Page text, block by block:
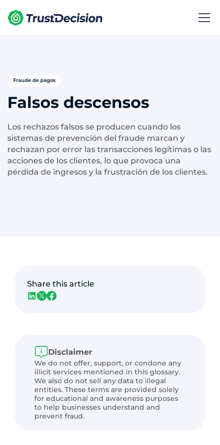
Fraude de pagos
Falsos descensos
Los rechazos falsos se producen cuando los
sistemas de prevención del fraude marcan y
rechazan por error las transacciones legítimas o las
acciones de los clientes, lo que provoca una
pérdida de ingresos y la frustración de los clientes.
Disclaimer
We do not offer, support, or condone any
illicit services mentioned in this glossary.
We also do not sell any data to illegal
entities. These terms are provided solely
for educational and awareness purposes
to help businesses understand and
prevent fraud.
Share this article